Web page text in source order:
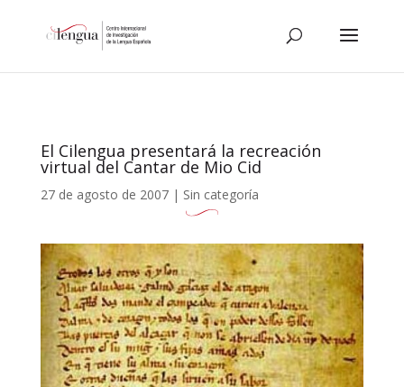
El Cilengua presentará la recreación
virtual del Cantar de Mio Cid
27 de agosto de 2007| Sin categoría